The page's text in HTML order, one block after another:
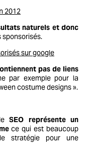
naturels et donc
sponsorisés.
pas de liens
par exemple pour la
costume designs ».
leSEO représente un
ce qui est beaucoup
stratégie pour une